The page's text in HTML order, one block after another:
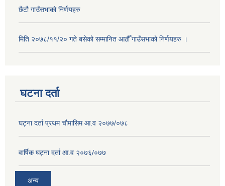
छैटौ गाउँसभाको निर्णयहरु
मिति २०७८/११/२० गते बसेको सम्मानित आठौँ गाउँसभाको निर्णयहरु ।
घटना दर्ता
घट्ना दर्ता प्रथम चौमासिम आ.व २०७७/०७८
वार्षिक घट्ना दर्ता आ.व २०७६/०७७
अन्य